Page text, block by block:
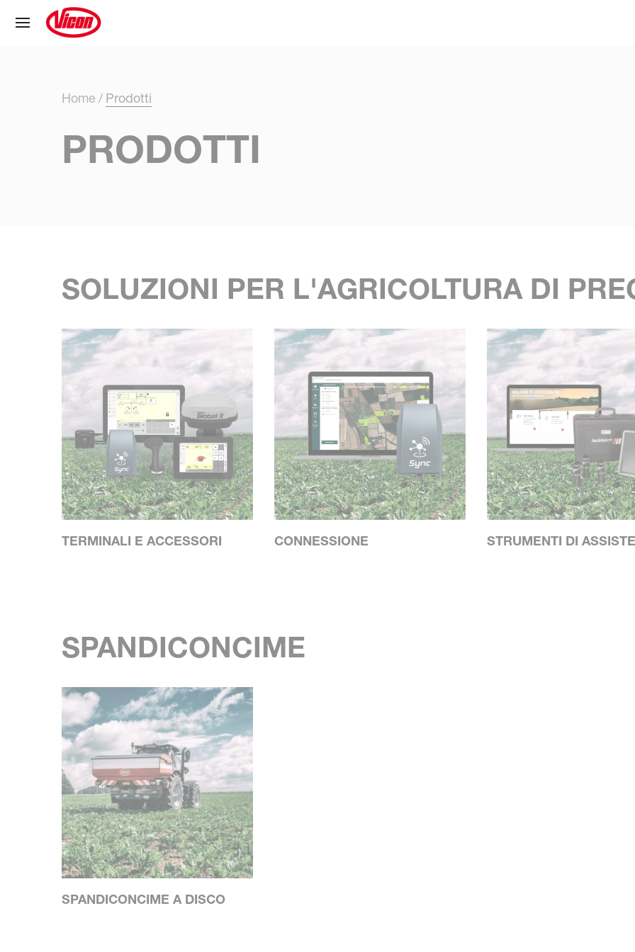
Home Prodotti
PRODOTTI
SOLUZIONI PER L'AGRICOLTURA DI
TERMINALI E ACCESSORI CONNESSIONE STRUMENTI DI
SPANDICONCIME
SPANDICONCIME A DISCO
Pannello di gestione dei cookies